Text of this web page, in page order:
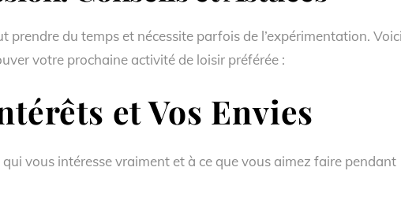
prendre du temps et nécessite parfois de l’expérimentation.
votre prochaine activité de loisir préférée :
et Vos Envies
qui vous intéresse vraiment et à ce que vous aimez faire pendant